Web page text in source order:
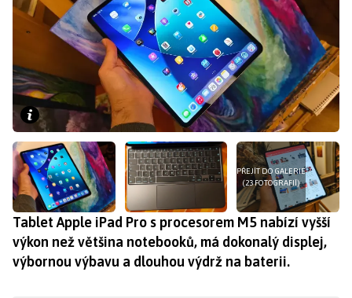
PŘEJÍT DO GALERIE
(23 FOTOGRAFIÍ)
Tablet Apple iPad Pro s procesorem M5 nabízí vyšší
výkon než většina notebooků, má dokonalý displej,
výbornou výbavu a dlouhou výdrž na baterii.